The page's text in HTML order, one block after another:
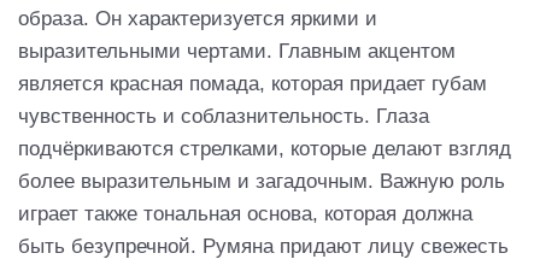
образа. Он характеризуется яркими и
выразительными чертами. Главным акцентом
является красная помада, которая придает губам
чувственность и соблазнительность. Глаза
подчёркиваются стрелками, которые делают взгляд
более выразительным и загадочным. Важную роль
играет также тональная основа, которая должна
быть безупречной. Румяна придают лицу свежесть